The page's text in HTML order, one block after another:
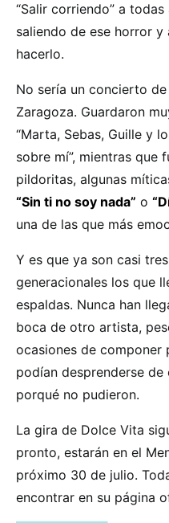
“Salir corriendo” a
saliendo de ese horror
hacerlo.
No sería un concierto
Zaragoza. Guardaron
“Marta, Sebas, Guille y
sobre mí”, mientras que
pildoritas, algunas
“Sin ti no soy nada” o
una de las que más
Y es que ya son casi
generacionales los que
espaldas. Nunca han
boca de otro artista,
ocasiones de componer
podían desprenderse de
porqué no pudieron.
La gira de Dolce Vita
pronto, estarán en el
próximo 30 de julio.
encontrar en su página